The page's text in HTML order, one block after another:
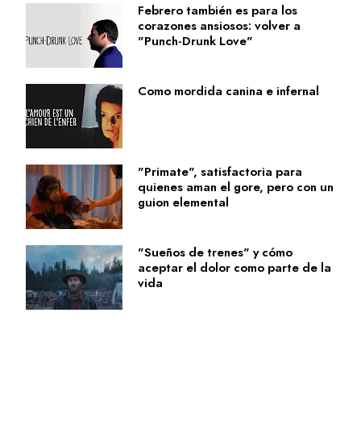
Febrero también es para los
corazones ansiosos: volver a
"Punch-Drunk Love"
Como mordida canina e infernal
"Primate", satisfactoria para
quienes aman el gore, pero con un
guion elemental
"Sueños de trenes" y cómo
aceptar el dolor como parte de la
vida